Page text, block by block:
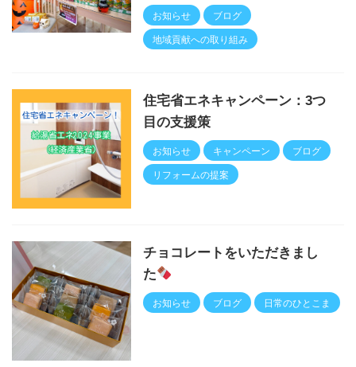
お知らせ
ブログ
地域貢献への取り組み
住宅省エネキャンペーン：3つ
目の支援策
お知らせ キャンペーン
ブログ
リフォームの提案
チョコレートをいただきまし
た
お知らせ ブログ 日常のひとこま